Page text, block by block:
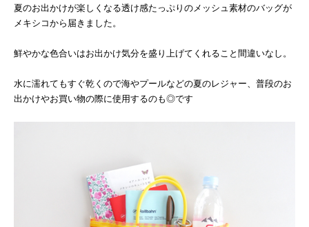
夏のお出かけが楽しくなる透け感たっぷりのメッシュ素材のバッグが
メキシコから届きました。
鮮やかな色合いはお出かけ気分を盛り上げてくれること間違いなし。
水に濡れてもすぐ乾くので海やプールなどの夏のレジャー、普段のお
出かけやお買い物の際に使用するのも◎です